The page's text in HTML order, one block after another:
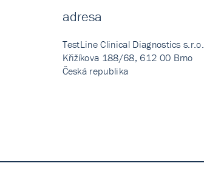
adresa
TestLine Clinical Diagnostics s.r.o.
Křižíkova 188/68, 612 00 Brno
Česká republika